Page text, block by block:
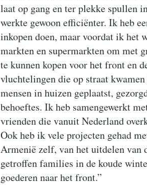
laat op gang en ter plekke spullen
werkte gewoon efficiënter. Ik heb
inkopen doen, maar voordat ik het
markten en supermarkten om met
te kunnen kopen voor het front en
vluchtelingen die op straat kwamen
mensen in huizen geplaatst,
behoeftes. Ik heb samengewerkt
vrienden die vanuit Nederland
Ook heb ik vele projecten gehad
Armenië zelf, van het uitdelen van
getroffen families in de koude
goederen naar het front.”